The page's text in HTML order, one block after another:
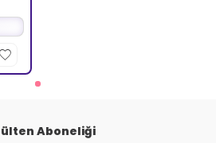
Aboneliği